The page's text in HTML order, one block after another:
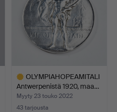
OLYMPIAHOPEAMITALI
Antwerpenistä 1920, maa…
Myyty 23 touko 2022
43 tarjousta